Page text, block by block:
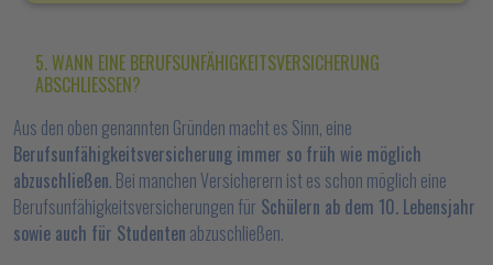
5. WANN EINE BERUFSUNFÄHIGKEITSVERSICHERUNG
ABSCHLIESSEN?
Aus den oben genannten Gründen macht es Sinn, eine
Berufsunfähigkeitsversicherung immer so früh wie möglich
abzuschließen. Bei manchen Versicherern ist es schon möglich eine
Berufsunfähigkeitsversicherungen für Schülern ab dem 10. Lebensjahr
sowie auch für Studenten abzuschließen.